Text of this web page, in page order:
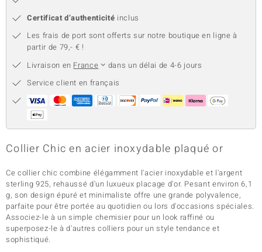
Certificat d’authenticité inclus
Les frais de port sont offerts sur notre boutique en ligne à
partir de 79,- € !
Livraison en France
dans un délai de 4-6 jours
Service client en français
Collier Chic en acier inoxydable plaqué or
Ce collier chic combine élégamment l'acier inoxydable et l'argent
sterling 925, rehaussé d'un luxueux placage d'or. Pesant environ 6,1
g, son design épuré et minimaliste offre une grande polyvalence,
parfaite pour être portée au quotidien ou lors d'occasions spéciales.
Associez-le à un simple chemisier pour un look raffiné ou
superposez-le à d'autres colliers pour un style tendance et
sophistiqué.